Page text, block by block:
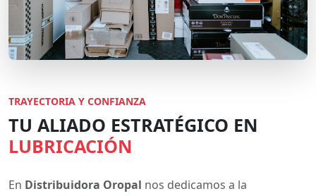
TRAYECTORIA Y CONFIANZA
TU ALIADO ESTRATÉGICO EN
LUBRICACIÓN
En Distribuidora Oropal nos dedicamos a la